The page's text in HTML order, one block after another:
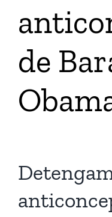
Temas
Boletín Electrónico
Media
Buscar
de